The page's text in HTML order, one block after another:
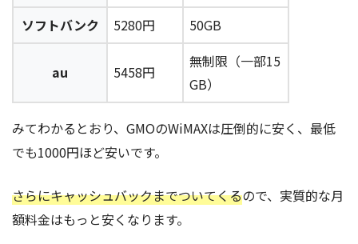
ソフトバンク
5280円 50GB
au 5458円
無制限（一部15
GB）
みてわかるとおり、GMOのWiMAXは圧倒的に安く、最低
でも1000円ほど安いです。
さらにキャッシュバックまでついてくるので、実質的な月
額料金はもっと安くなります。